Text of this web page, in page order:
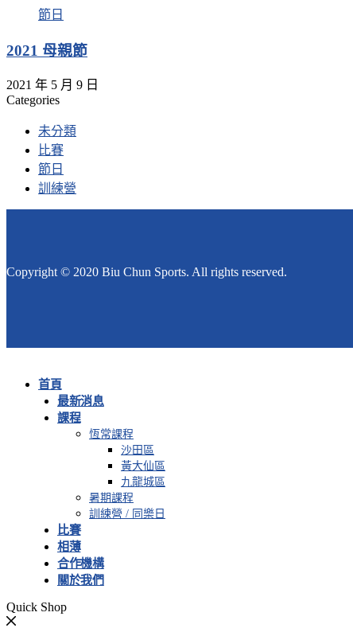
節日
2021 母親節
2021 年 5 月 9 日
Categories
未分類
比賽
節日
訓練營
Copyright © 2020 Biu Chun Sports. All rights reserved.
首頁
最新消息
課程
恆常課程
沙田區
黃大仙區
九龍城區
暑期課程
訓練營 / 同樂日
比賽
相薄
合作機構
關於我們
Quick Shop